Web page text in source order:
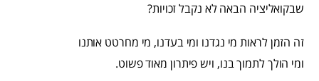
שבקואליציה הבאה לא נקבל זכויות?
זה הזמן לראות מי נגדנו ומי בעדנו, מי מחרטט אותנו
ומי הולך לתמוך בנו, ויש פיתרון מאוד פשוט.